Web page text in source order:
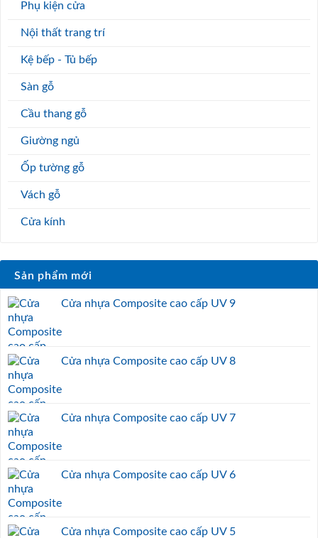
Phụ kiện cửa
Nội thất trang trí
Kệ bếp - Tủ bếp
Sàn gỗ
Cầu thang gỗ
Giường ngủ
Ốp tường gỗ
Vách gỗ
Cửa kính
Sản phẩm mới
Cửa nhựa Composite cao cấp UV 9
Cửa nhựa Composite cao cấp UV 8
Cửa nhựa Composite cao cấp UV 7
Cửa nhựa Composite cao cấp UV 6
Cửa nhựa Composite cao cấp UV 5